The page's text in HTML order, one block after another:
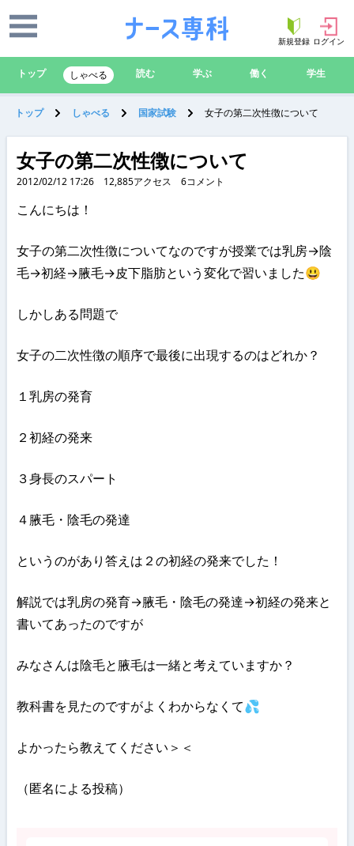
新規登録 ログイン
トップ しゃべる 読む 学ぶ 働く 学生
トップ しゃべる 国家試験 女子の第二次性徴について
女子の第二次性徴について
2012/02/12 17:26 12,885アクセス 6コメント
こんにちは！
女子の第二次性徴についてなのですが授業では乳房→陰
毛→初経→腋毛→皮下脂肪という変化で習いました😃
しかしある問題で
女子の二次性徴の順序で最後に出現するのはどれか？
１乳房の発育
２初経の発来
３身長のスパート
４腋毛・陰毛の発達
というのがあり答えは２の初経の発来でした！
解説では乳房の発育→腋毛・陰毛の発達→初経の発来と
書いてあったのですが
みなさんは陰毛と腋毛は一緒と考えていますか？
教科書を見たのですがよくわからなくて💦
よかったら教えてください＞＜
（匿名による投稿）